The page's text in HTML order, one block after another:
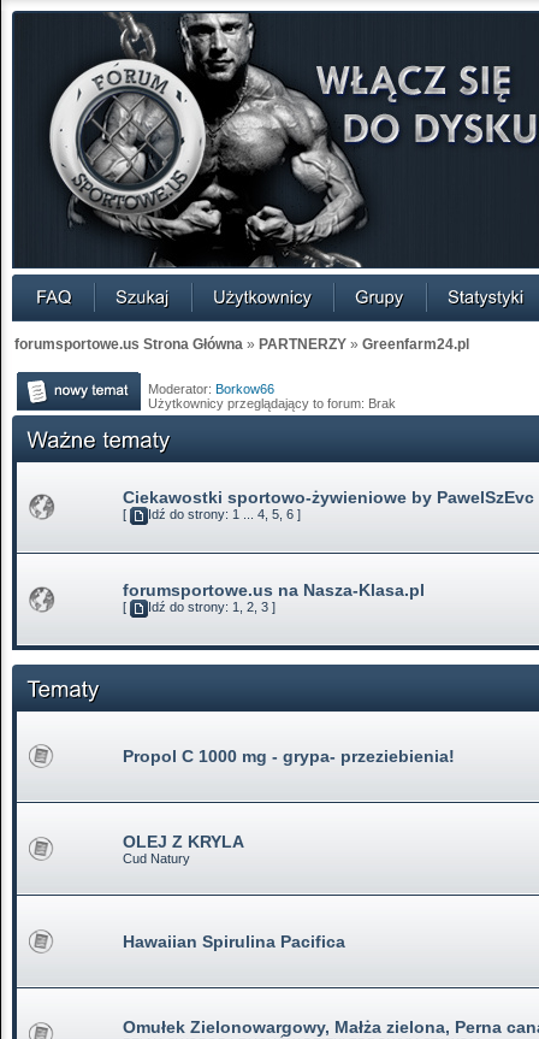
forumsportowe.us Strona Główna » PARTNERZY » Greenfarm24.pl
Moderator: Borkow66
Użytkownicy przeglądający to forum: Brak
Ciekawostki sportowo-żywieniowe by PawelSzEvc
[ Idź do strony: 1 ... 4, 5, 6 ]
forumsportowe.us na Nasza-Klasa.pl
[ Idź do strony: 1, 2, 3 ]
Propol C 1000 mg - grypa- przeziebienia!
OLEJ Z KRYLA
Cud Natury
Hawaiian Spirulina Pacifica
Omułek Zielonowargowy, Małża zielona, Perna